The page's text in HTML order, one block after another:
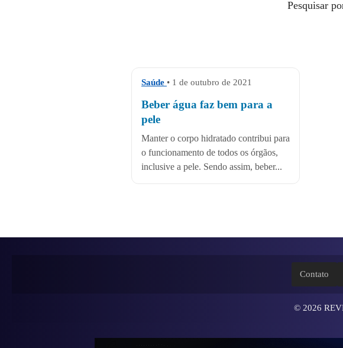
Pesquisar
Saúde • 1 de outubro de 2021
Beber água faz bem para a
pele
Manter o corpo hidratado contribui para
o funcionamento de todos os órgãos,
inclusive a pele. Sendo assim, beber...
Contato
© 2026